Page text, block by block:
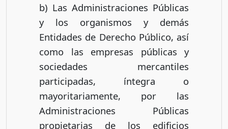
b) Las Administraciones Públicas
y los organismos y demás
Entidades de Derecho Público, así
como las empresas públicas y
sociedades mercantiles
participadas, íntegra o
mayoritariamente, por las
Administraciones Públicas
propietarias de los edificios